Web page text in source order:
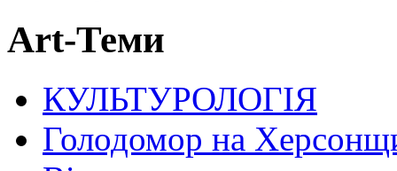
Art-Теми
КУЛЬТУРОЛОГІЯ
Голодомор на